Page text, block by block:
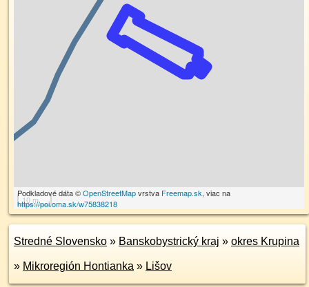
10 m
Podkladové dáta ©OpenStreetMapvrstva Freemap.sk, viac na
https://poi.oma.sk/w75838218
Stredné Slovensko » Banskobystrický kraj » okres Krupina
» Mikroregión Hontianka » Lišov